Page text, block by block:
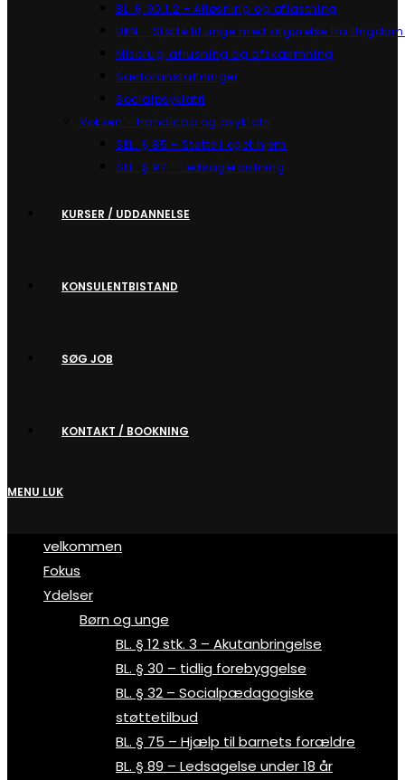
BL. § 90.1.2 – Afløsning og aflastning
UKN – Støtte til unge med afgørelse fra
Misbrug, afrusning og afskærmning
Særforanstaltninger
Socialpsykiatri
Voksen – handicap og psykiatri
SEL. § 85 – Støtte i eget hjem
SEL. § 97 – Ledsagerordning
KURSER / UDDANNELSE
KONSULENTBISTAND
SØG JOB
KONTAKT / BOOKNING
MENU LUK
velkommen
Fokus
Ydelser
Børn og unge
BL. § 12 stk. 3 – Akutanbringelse
BL. § 30 – tidlig forebyggelse
BL. § 32 – Socialpædagogiske
støttetilbud
BL. § 75 – Hjælp til barnets forældre
BL. § 89 – Ledsagelse under 18 år